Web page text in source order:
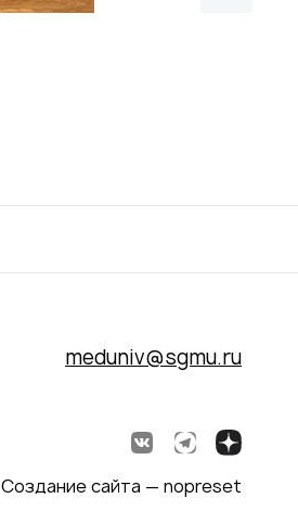
meduniv@sgmu.ru
Создание сайта — nopreset